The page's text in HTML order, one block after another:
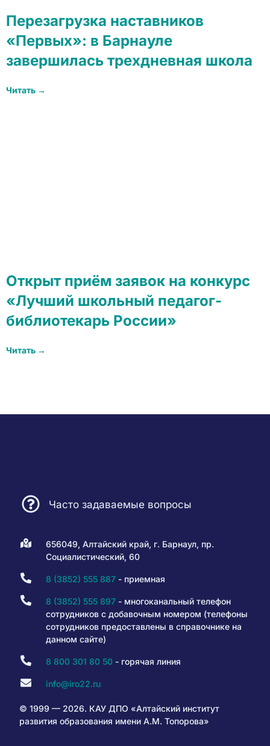
Перезагрузка наставников
«Первых»: в Барнауле
завершилась трехдневная школа
Читать →
Открыт приём заявок на конкурс
«Лучший школьный педагог-
библиотекарь России»
Читать →
Часто задаваемые вопросы
656049, Алтайский край, г. Барнаул, пр.
Социалистический, 60
8 (3852) 555 887- приемная
8 (3852) 555 897- многоканальный телефон
сотрудников с добавочным номером (телефоны
сотрудников предоставлены в справочнике на
данном сайте)
8 800 301 80 50- горячая линия
info@iro22.ru
© 1999 — 2026. КАУ ДПО «Алтайский институт
развития образования имени А.М. Топорова»